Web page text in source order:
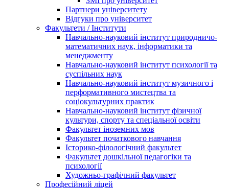
Партнери університету
Відгуки про університет
Факультети / Інститути
Навчально-науковий інститут природничо-
математичних наук, інформатики та
менеджменту
Навчально-науковий інститут психології та
суспільних наук
Навчально-науковий інститут музичного і
перформативного мистецтва та
соціокультурних практик
Навчально-науковий інститут фізичної
культури, спорту та спеціальної освіти
Факультет іноземних мов
Факультет початкового навчання
Історико-філологічний факультет
Факультет дошкільної педагогіки та
психології
Художньо-графічний факультет
Професійний ліцей